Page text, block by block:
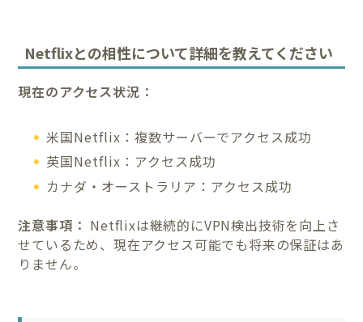
Netflixとの相性について詳細を教えてください
現在のアクセス状況：
米国Netflix：複数サーバーでアクセス成功
英国Netflix：アクセス成功
カナダ・オーストラリア：アクセス成功
注意事項： Netflixは継続的にVPN検出技術を向上さ
せているため、現在アクセス可能でも将来の保証はあ
りません。